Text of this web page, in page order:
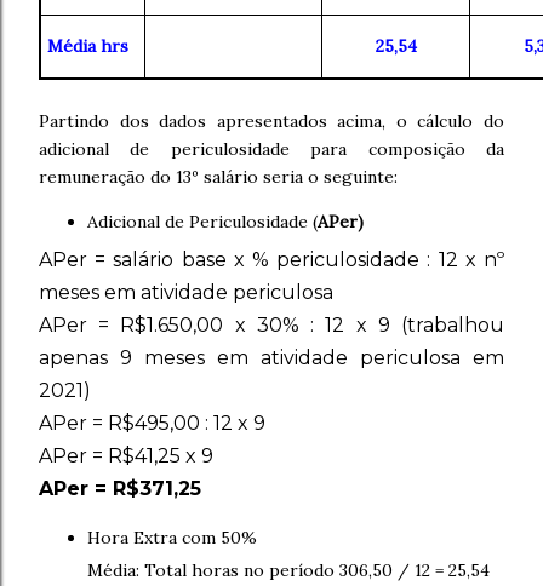
Média hrs 25,54
Partindo dos dados apresentados acima, o cálculo do
adicional de periculosidade para composição da
remuneração do 13º salário seria o seguinte:
Adicional de Periculosidade (APer)
APer = salário base x % periculosidade : 12 x nº
meses em atividade periculosa
APer = R$1.650,00 x 30% : 12 x 9 (trabalhou
apenas 9 meses em atividade periculosa em
2021)
APer = R$495,00 : 12 x 9
APer = R$41,25 x 9
APer = R$371,25
Hora Extra com 50%
Média: Total horas no período 306,50 / 12 = 25,54